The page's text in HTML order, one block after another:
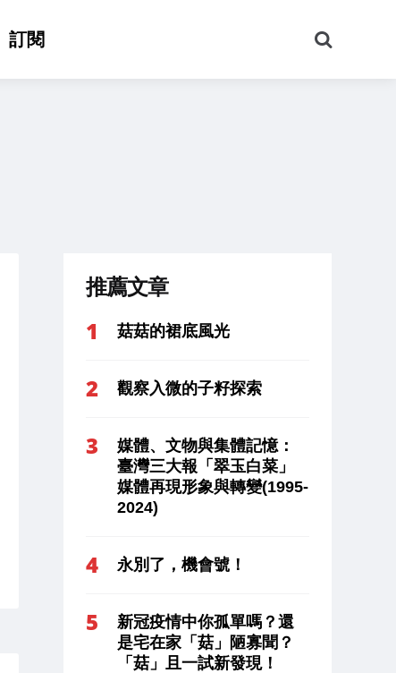
訂閱
尋
推薦文章
菇菇的裙底風光
觀察入微的子籽探索
媒體、文物與集體記憶：
臺灣三大報「翠玉白菜」
媒體再現形象與轉變(1995-
2024)
永別了，機會號！
新冠疫情中你孤單嗎？還
是宅在家「菇」陋寡聞？
「菇」且一試新發現！